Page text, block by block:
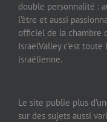
double personnalité :
l’être et aussi
officiel de la chambre
IsraelValley c’est
israélienne.
Le site publie plus
sur des sujets aussi